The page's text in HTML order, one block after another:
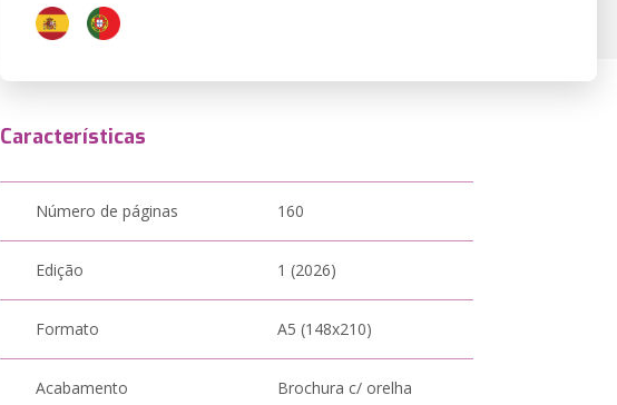
Características
Número de páginas 160
Edição 1 (2026)
Formato A5 (148x210)
Acabamento Brochura c/ orelha